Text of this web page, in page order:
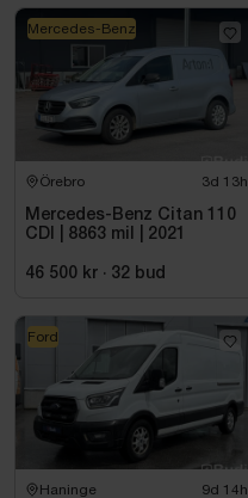
Örebro 3d 13h
Mercedes-Benz Citan 110
CDI | 8863 mil | 2021
46 500 kr · 32 bud
Mercedes-Benz
Haninge 9d 14h
Ford